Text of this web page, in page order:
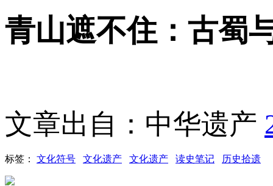
青山遮不住：古蜀
文章出自：中华遗产
标签： 文化符号 文化遗产 文化遗产 读史笔记 历史拾遗